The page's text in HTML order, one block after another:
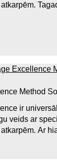
Method
ir
veids ar
Ar